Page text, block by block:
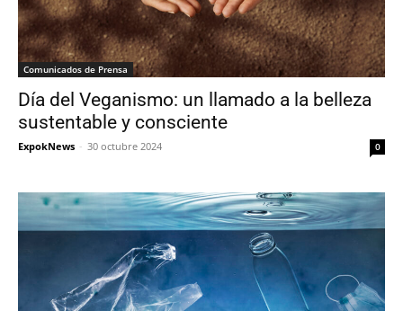
Comunicados de Prensa
Día del Veganismo: un llamado a la belleza
sustentable y consciente
ExpokNews - 30 octubre 2024 0